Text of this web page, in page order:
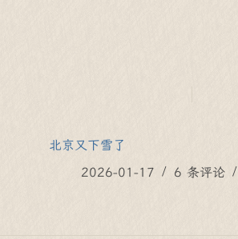
北京又下雪了
2026-01-17
6 条评论